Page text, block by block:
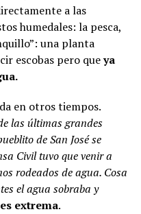
a las
humedales: la pesca,
una planta
escobas pero queya
en otros tiempos.
las últimas grandes
de San José se
Civil tuvo que venir a
rodeados de agua. Cosa
el agua sobraba y
extrema.